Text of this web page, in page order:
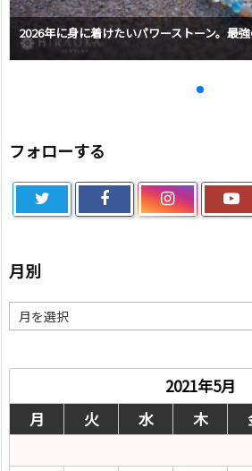
2026年に身に着けたいパワーストーン。最
フォローする
月別
別
2021年5月
月
火 水 木